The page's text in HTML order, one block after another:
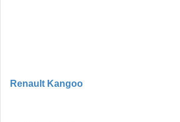
Renault Kangoo